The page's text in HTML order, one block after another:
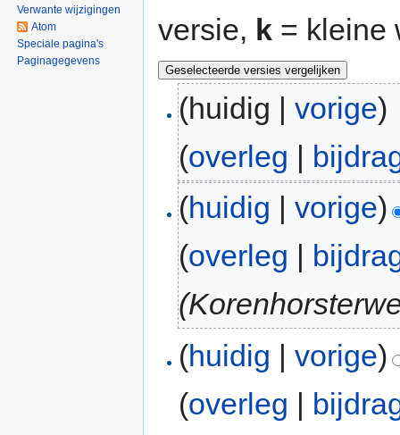
versie, k = kleine
(huidig |vorige)
(overleg |
(huidig |vorige)
(overleg
(huidig |vorige)
(overleg |
Verwante wijzigingen
Atom
Speciale pagina's
Paginagegevens